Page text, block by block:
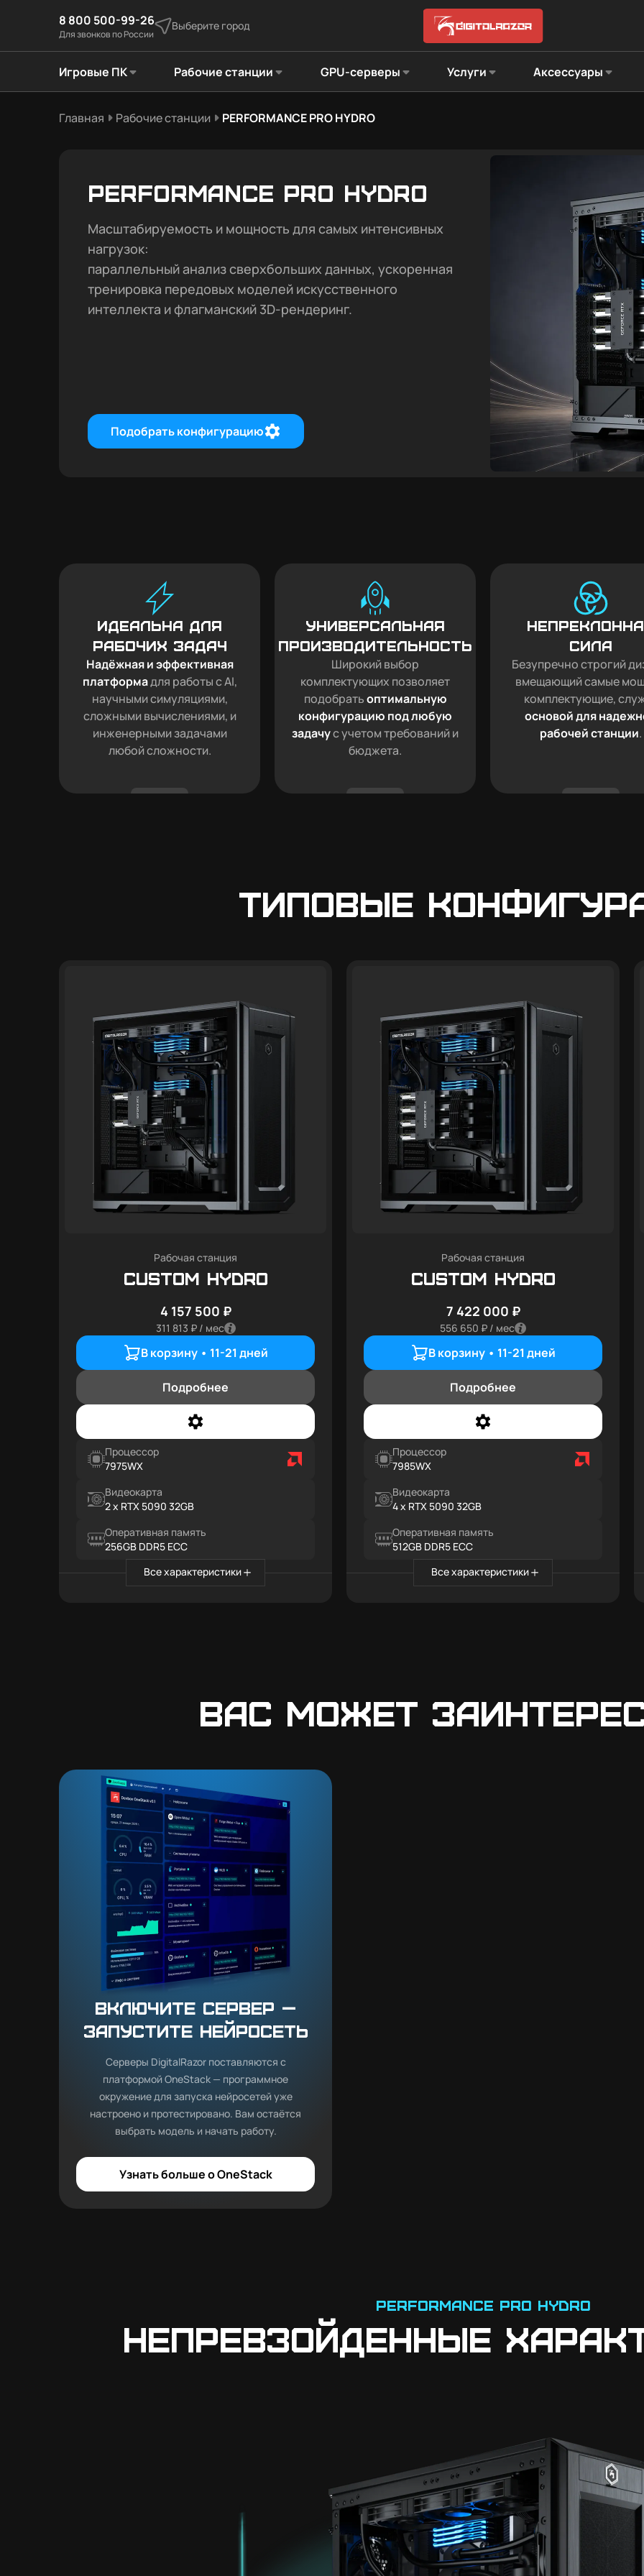
8 800 500-99-26
Для звонков по России
Выберите город
Игровые ПК Рабочие станции GPU-серверы Услуги Аксессуары
Главная Рабочие станции PERFORMANCE PRO HYDRO
Performance Pro HYDRO
Масштабируемость и мощность для самых интенсивных
нагрузок:
параллельный анализ сверхбольших данных, ускоренная
тренировка передовых моделей искусственного
интеллекта и флагманский 3D-рендеринг.
Подобрать конфигурацию
Идеальна для
рабочих задач
Надёжная и эффективная
платформадля работы с AI,
научными симуляциями,
сложными вычислениями, и
инженерными задачами
любой сложности.
Универсальная
производительность
Широкий выбор
комплектующих позволяет
подобратьоптимальную
конфигурацию под любую
задачус учетом требований и
бюджета.
Сила
Безупречно строгий
вмещающий самые
комплектующие,
основой для
рабочей станции.
Типовые
Рабочая станция
Custom Hydro
4 157 500 ₽
311 813 ₽ / мес
В корзину • 11-21 дней
Подробнее
Процессор
7975WX
Видеокарта
2 x RTX 5090 32GB
Оперативная память
256GB DDR5 ECC
Все характеристики
Рабочая станция
Custom Hydro
7 422 000 ₽
556 650 ₽ / мес
В корзину • 11-21 дней
Подробнее
Процессор
7985WX
Видеокарта
4 x RTX 5090 32GB
Оперативная память
512GB DDR5 ECC
Все характеристики
Вас может
Включите сервер —
запустите нейросеть
Серверы DigitalRazor поставляются с
платформой OneStack — программное
окружение для запуска нейросетей уже
настроено и протестировано. Вам остаётся
выбрать модель и начать работу.
Узнать больше о OneStack
PERFORMANCE PRO HYDRO
Непревзойденные